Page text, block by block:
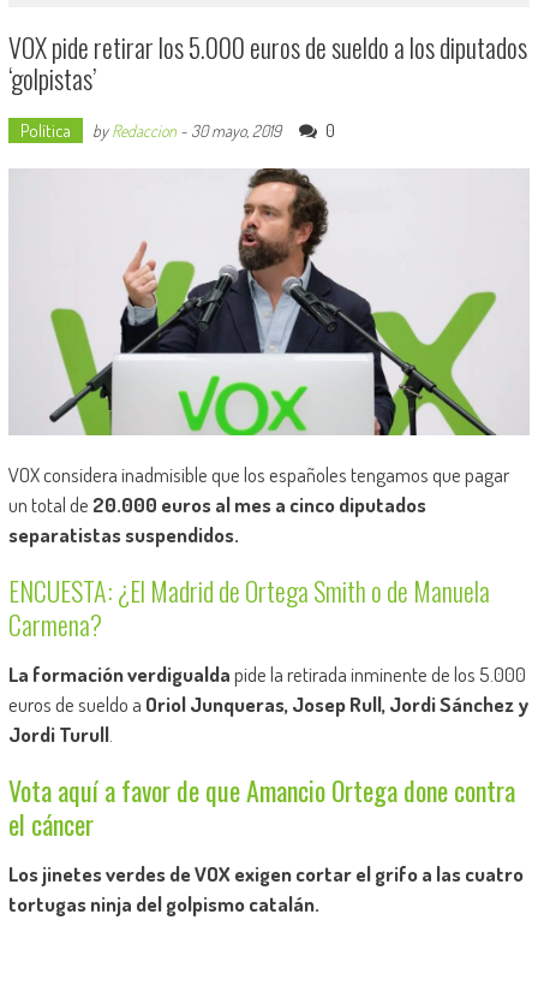
VOX pide retirar los 5.000 euros de sueldo a los diputados
‘golpistas’
Política byRedaccion- 30 mayo, 2019 0
VOX considera inadmisible que los españoles tengamos que pagar
un total de 20.000 euros al mes a cinco diputados
separatistas suspendidos.
ENCUESTA: ¿El Madrid de Ortega Smith o de Manuela
Carmena?
La formación verdigualdapide la retirada inminente de los 5.000
euros de sueldo a Oriol Junqueras, Josep Rull, Jordi Sánchez y
Jordi Turull.
Vota aquí a favor de que Amancio Ortega done contra
el cáncer
Los jinetes verdes de VOX exigen cortar el grifo a las cuatro
tortugas ninja del golpismo catalán.